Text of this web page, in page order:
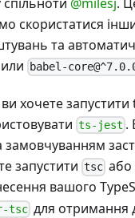
скористатися
та
babel-
хочете запустити
ts-jest .
замовчуванням
запустити tsc або
вашого
tsc для отримання